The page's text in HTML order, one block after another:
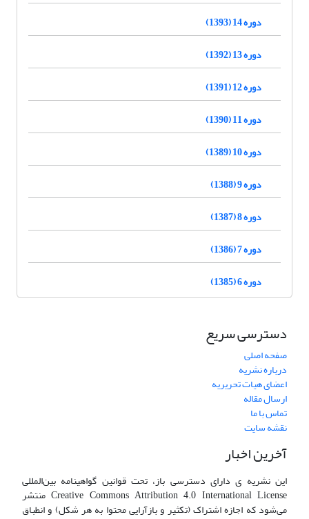
دوره 14 (1393)
دوره 13 (1392)
دوره 12 (1391)
دوره 11 (1390)
دوره 10 (1389)
دوره 9 (1388)
دوره 8 (1387)
دوره 7 (1386)
دوره 6 (1385)
دسترسی سریع
صفحه اصلی
درباره نشریه
اعضای هیات تحریریه
ارسال مقاله
تماس با ما
نقشه سایت
آخرین اخبار
این نشریه ی دارای دسترسی باز، تحت قوانین گواهینامه بین‌المللی
Creative Commons Attribution 4.0 International License منتشر
می‌شود که اجازه اشتراک (تکثیر و بازآرایی محتوا به هر شکل) و انطباق